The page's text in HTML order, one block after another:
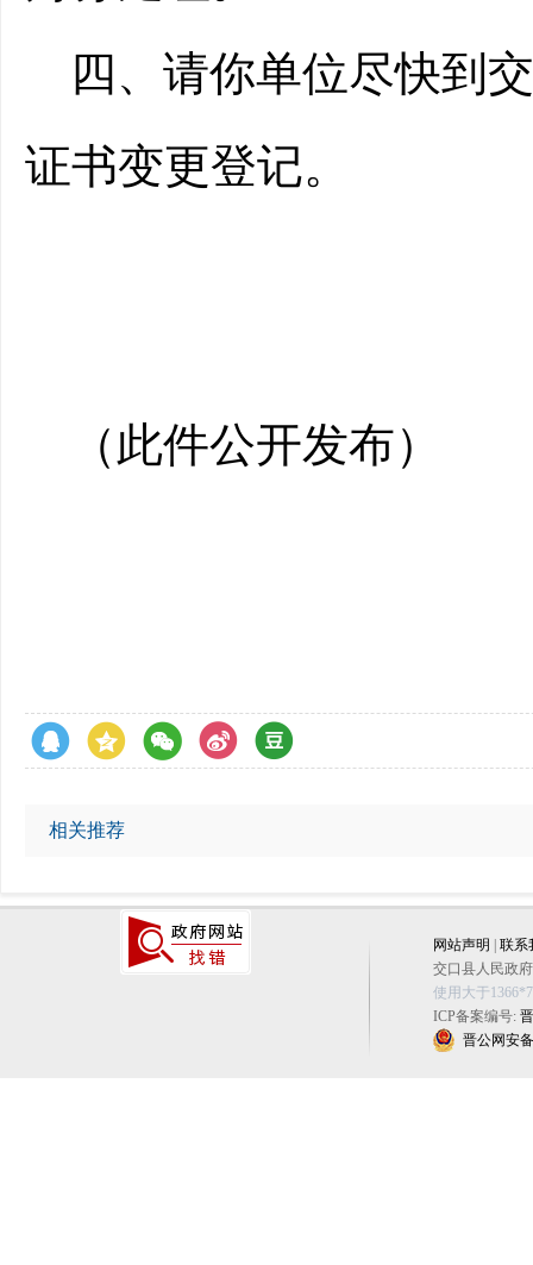
四、 请你单位尽快到
证书变更登记。
（此件公开发布）
相关推荐
网站声明
联系
交口县人民政
使用大于
ICP备案编号:
晋公网安